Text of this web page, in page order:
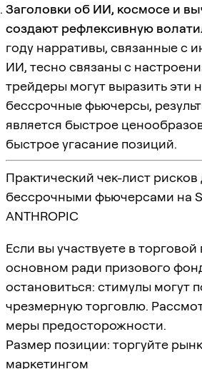
Заголовки об ИИ, космосе и
создают рефлексивную
году нарративы, связанные с
ИИ, тесно связаны с
трейдеры могут выразить эти
бессрочные фьючерсы,
является быстрое
быстрое угасание позиций.
Практический чек-лист рисков
бессрочными фьючерсами на
ANTHROPIC
Если вы участвуете в торговой
основном ради призового
остановиться: стимулы могут
чрезмерную торговлю.
меры предосторожности.
Размер позиции: торгуйте
маркетингом